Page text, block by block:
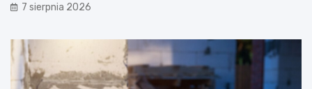
7 sierpnia 2026